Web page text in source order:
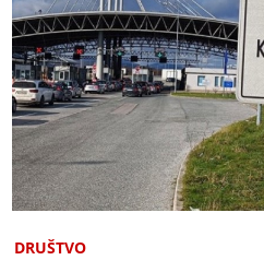
DRUŠTVO